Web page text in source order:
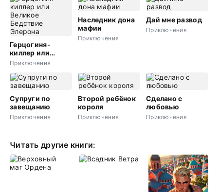
Герцогиня-
киллер или
Великое
Бедствие
Элерона
Приключения
Наследник дона
мафии
Приключения
Дай мне развод
Приключения
Супруги по
завещанию
Приключения
Второй ребёнок
короля
Приключения
Сделано с
любовью
Приключения
Читать другие книги: